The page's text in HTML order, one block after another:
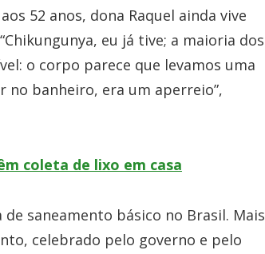
52 anos, dona Raquel ainda vive
eu já tive; a maioria dos
o corpo parece que levamos uma
no banheiro, era um aperreio”,
coleta de lixo em casa
saneamento básico no Brasil. Mais
celebrado pelo governo e pelo